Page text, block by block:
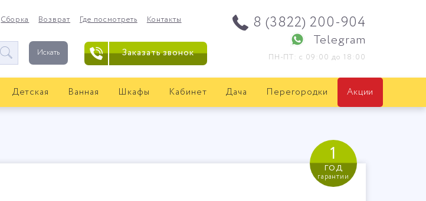
Сборка Возврат Где посмотреть Контакты
Искать
8 (3822) 200-904
Telegram
ПН-ПТ: с 09:00 до 18:00
Заказать звонок
Детская Ванная Шкафы Кабинет Дача Перегородки
Акции
1
год
гарантии